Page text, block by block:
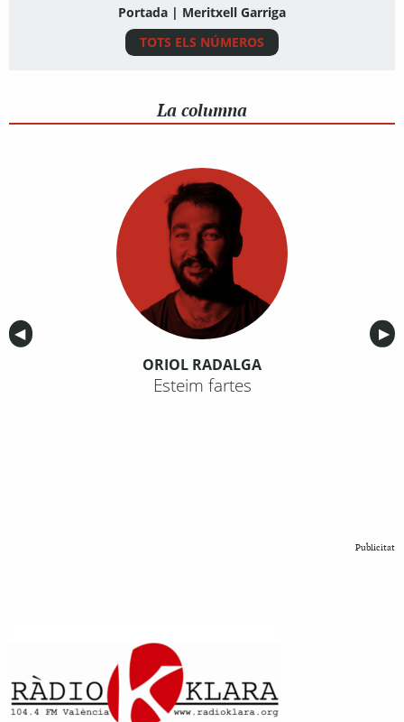
Portada | Meritxell Garriga
TOTS ELS NÚMEROS
La columna
Anterior
◀︎ ▶︎
ORIOL RADALGA
Esteim fartes
Publicitat